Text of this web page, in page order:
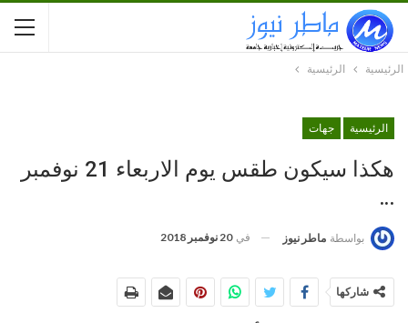
الرئيسية الرئيسية
الرئيسية جهات
هكذا سيكون طقس يوم الاربعاء 21 نوفمبر
…
بواسطة ماطر نيوز في 20 نوفمبر 2018
شاركها